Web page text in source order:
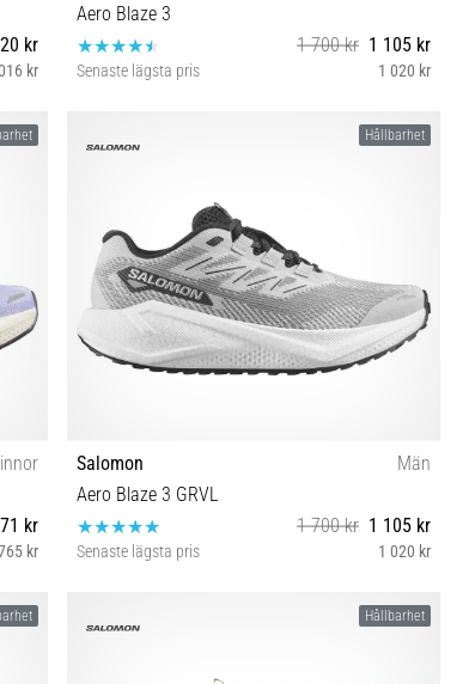
kr
kr
Aero Blaze 3
1 700 kr 1 105 kr
Senaste lägsta pris 1 020 kr
kr
kr
Hållbarhet
Salomon
Män
Aero Blaze 3 GRVL
1 700 kr 1 105 kr
Senaste lägsta pris 1 020 kr
Hållbarhet